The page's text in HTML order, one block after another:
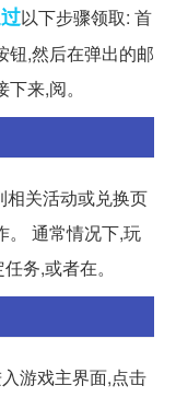
以下步骤领取: 首
钮,然后在弹出的邮
来,阅。
相关活动或兑换页
。 通常情况下,玩
务,或者在。
游戏主界面,点击